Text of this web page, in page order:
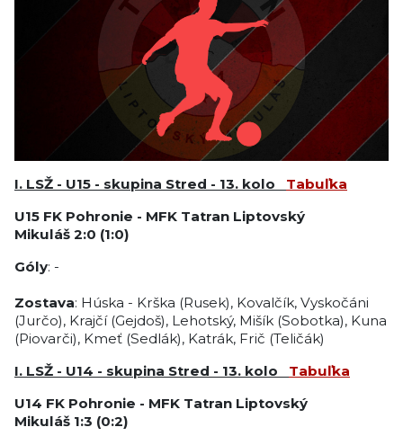
I. LSŽ - U15 - skupina Stred - 13. kolo Tabuľka
U15 FK Pohronie - MFK Tatran Liptovský
Mikuláš 2:0 (1:0)
Góly: -
Zostava: Húska - Krška (Rusek), Kovalčík, Vyskočáni
(Jurčo), Krajčí (Gejdoš), Lehotský, Mišík (Sobotka), Kuna
(Piovarči), Kmeť (Sedlák), Katrák, Frič (Teličák)
I. LSŽ - U14 - skupina Stred - 13. kolo Tabuľka
U14 FK Pohronie - MFK Tatran Liptovský
Mikuláš 1:3 (0:2)